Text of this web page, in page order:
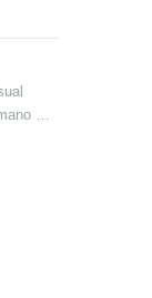
de